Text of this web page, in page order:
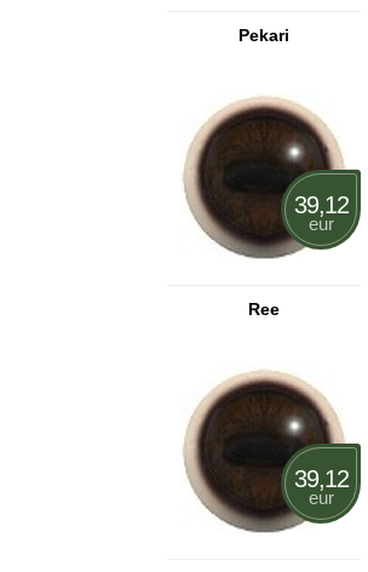
Pekari
Ree
39,12
eur
39,12
eur